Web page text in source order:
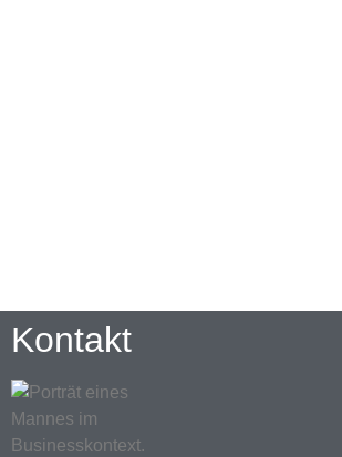
Kontakt